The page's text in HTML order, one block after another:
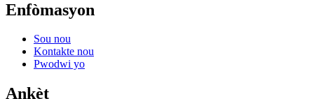
Enfòmasyon
Sou nou
Kontakte nou
Pwodwi yo
Ankèt